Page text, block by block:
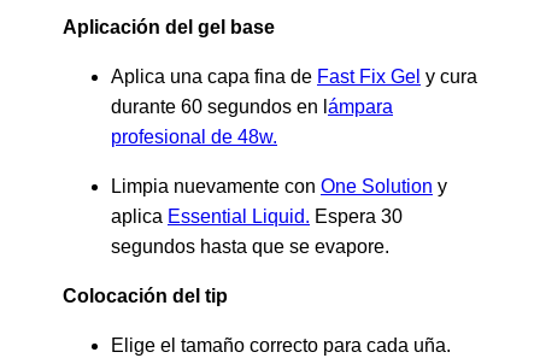
Aplicación del gel base
Aplica una capa fina de Fast Fix Gel y cura
durante 60 segundos en l ámpara
profesional de 48w.
Limpia nuevamente con One Solution y
aplica Essential Liquid. Espera 30
segundos hasta que se evapore.
Colocación del tip
Elige el tamaño correcto para cada uña.